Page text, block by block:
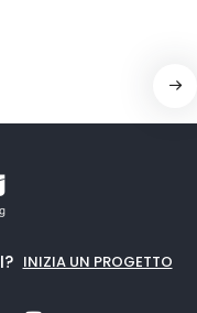
INIZIA UN PROGETTO